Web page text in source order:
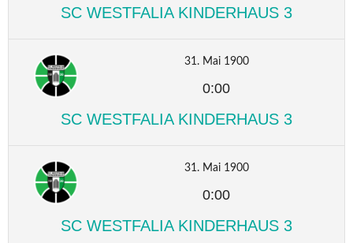
SC WESTFALIA KINDERHAUS 3
31. Mai 1900
0:00
SC WESTFALIA KINDERHAUS 3
31. Mai 1900
0:00
SC WESTFALIA KINDERHAUS 3